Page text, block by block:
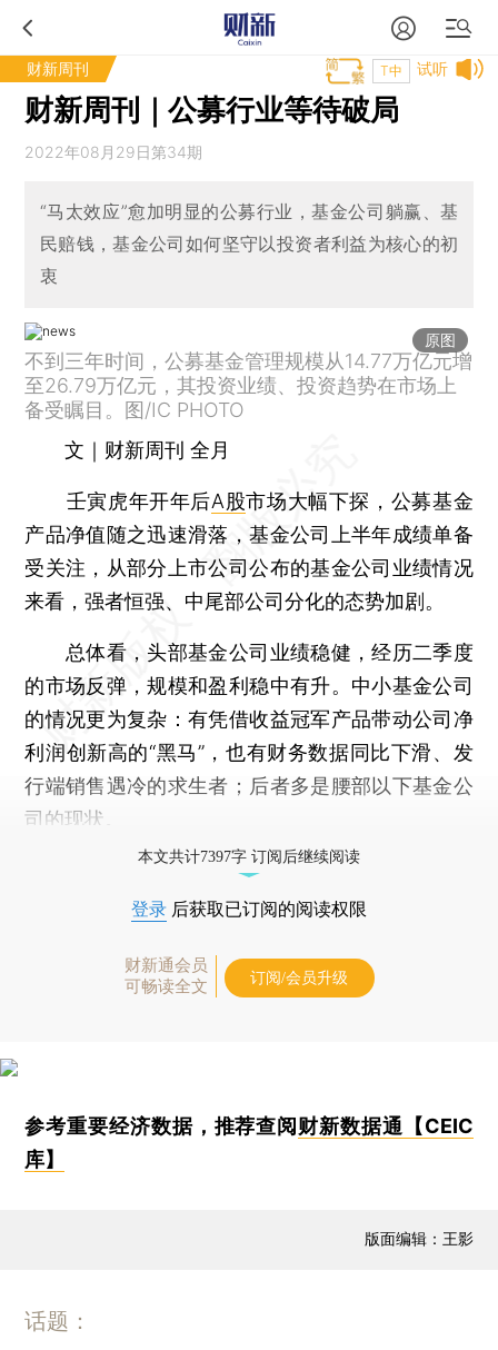
财新周刊 试听
T中
财新周刊｜公募行业等待破局
2022年08月29日第34期
“马太效应”愈加明显的公募行业，基金公司躺赢、基
民赔钱，基金公司如何坚守以投资者利益为核心的初
衷
原图
不到三年时间，公募基金管理规模从14.77万亿元增
至26.79万亿元，其投资业绩、投资趋势在市场上
备受瞩目。图/IC PHOTO
文｜财新周刊 全月
壬寅虎年开年后A股市场大幅下探，公募基金
产品净值随之迅速滑落，基金公司上半年成绩单备
受关注，从部分上市公司公布的基金公司业绩情况
来看，强者恒强、中尾部公司分化的态势加剧。
总体看，头部基金公司业绩稳健，经历二季度
的市场反弹，规模和盈利稳中有升。中小基金公司
的情况更为复杂：有凭借收益冠军产品带动公司净
利润创新高的“黑马”，也有财务数据同比下滑、发
行端销售遇冷的求生者；后者多是腰部以下基金公
司的现状。
本文共计7397字 订阅后继续阅读
登录 后获取已订阅的阅读权限
财新通会员
可畅读全文
订阅/会员升级
参考重要经济数据，推荐查阅 财新数据通【CEIC
库】
版面编辑：王影
话题：